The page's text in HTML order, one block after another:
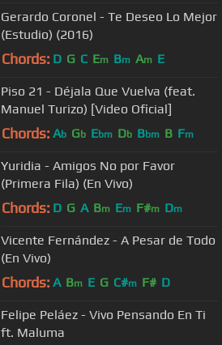
Gerardo Coronel - Te Deseo Lo Mejor
(Estudio) (2016)
Chords: D G C Em Bm Am E
Piso 21 - Déjala Que Vuelva (feat.
Manuel Turizo) [Video Oficial]
Chords: Ab Gb Ebm Db Bbm B Fm
Yuridia - Amigos No por Favor
(Primera Fila) (En Vivo)
Chords: D G A Bm Em F#m Dm
Vicente Fernández - A Pesar de Todo
(En Vivo)
Chords: A Bm E G C#m F# D
Felipe Peláez - Vivo Pensando En Ti
ft. Maluma